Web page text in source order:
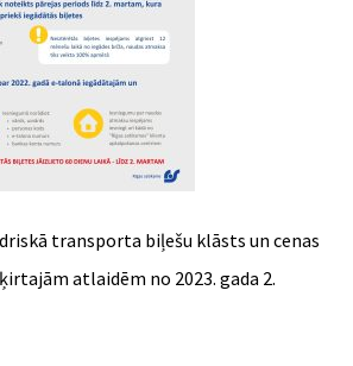
transporta biļešu klāsts un cenas
atlaidēm no 2023. gada 2.